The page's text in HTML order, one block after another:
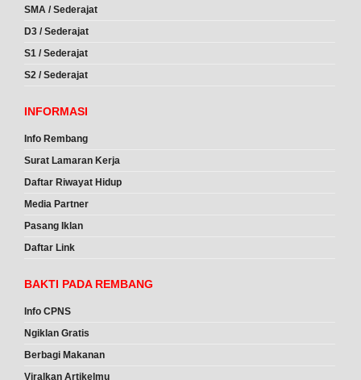
SMA / Sederajat
D3 / Sederajat
S1 / Sederajat
S2 / Sederajat
INFORMASI
Info Rembang
Surat Lamaran Kerja
Daftar Riwayat Hidup
Media Partner
Pasang Iklan
Daftar Link
BAKTI PADA REMBANG
Info CPNS
Ngiklan Gratis
Berbagi Makanan
Viralkan Artikelmu